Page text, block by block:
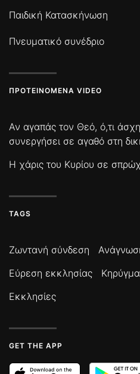
Παιδική Κατασκήνωση
Πνευματικό συνέδριο
ΠΡΟΤΕΙΝΌΜΕΝΑ VIDEO
Αν αγαπάς τον Θεό, ό,τι
συνεργήσει σε αγαθό στη
Η χάρις του Κυρίου σε
TAGS
Ζωντανή σύνδεση
Εύρεση εκκλησίας
Εκκλησίες
GET THE APP